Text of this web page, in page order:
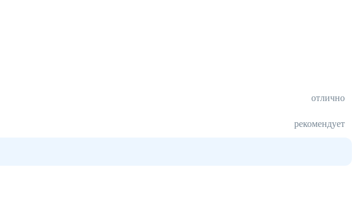
отлично
рекомендует